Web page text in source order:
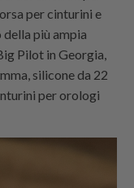
per cinturini e
più ampia
Pilot in Georgia,
silicone da 22
per orologi